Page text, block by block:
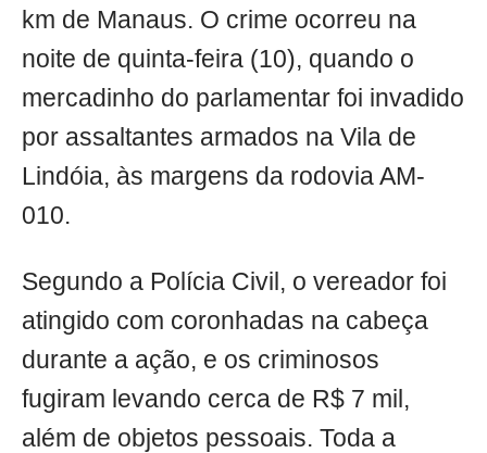
km de Manaus. O crime ocorreu na
noite de quinta-feira (10), quando o
mercadinho do parlamentar foi invadido
por assaltantes armados na Vila de
Lindóia, às margens da rodovia AM-
010.
Segundo a Polícia Civil, o vereador foi
atingido com coronhadas na cabeça
durante a ação, e os criminosos
fugiram levando cerca de R$ 7 mil,
além de objetos pessoais. Toda a